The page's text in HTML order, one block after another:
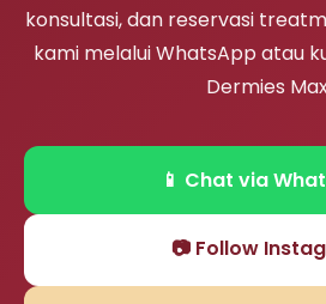
konsultasi, dan reservasi
kami melalui WhatsApp atau
Dermies
📱 Chat via
📷 Follow